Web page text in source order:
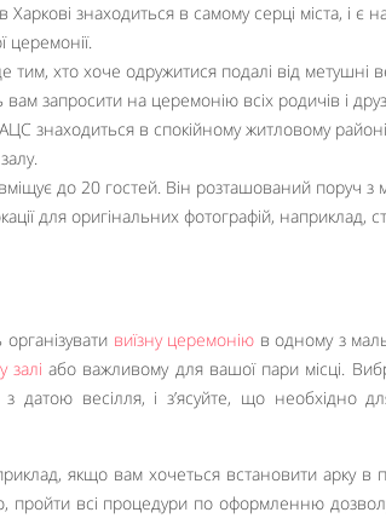
знаходиться в самому серці міста, і є
церемонії.
тим, хто хоче одружитися подалі від метушні
запросити на церемонію всіх родичів і
знаходиться в спокійному житловому
до 20 гостей. Він розташований поруч з
для оригінальних фотографій, наприклад,
виїзну церемонію в одному з
залі або важливому для вашої пари місці.
з датою весілля, і з’ясуйте, що необхідно
якщо вам хочеться встановити арку в
пройти всі процедури по оформленню